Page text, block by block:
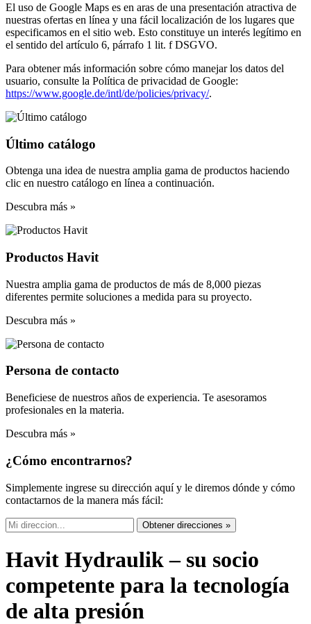
El uso de Google Maps es en aras de una presentación atractiva de
nuestras ofertas en línea y una fácil localización de los lugares que
especificamos en el sitio web. Esto constituye un interés legítimo en
el sentido del artículo 6, párrafo 1 lit. f DSGVO.
Para obtener más información sobre cómo manejar los datos del
usuario, consulte la Política de privacidad de Google:
https://www.google.de/intl/de/policies/privacy/.
Último catálogo
Obtenga una idea de nuestra amplia gama de productos haciendo
clic en nuestro catálogo en línea a continuación.
Descubra más »
Productos Havit
Nuestra amplia gama de productos de más de 8,000 piezas
diferentes permite soluciones a medida para su proyecto.
Descubra más »
Persona de contacto
Beneficiese de nuestros años de experiencia. Te asesoramos
profesionales en la materia.
Descubra más »
¿Cómo encontrarnos?
Simplemente ingrese su dirección aquí y le diremos dónde y cómo
contactarnos de la manera más fácil:
Obtener direcciones »
Havit Hydraulik – su socio
competente para la tecnología
de alta presión